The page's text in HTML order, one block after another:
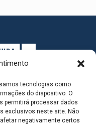
tecnologias como
do dispositivo. O
permitirá processar dados
exclusivos neste site. Não
negativamente certos